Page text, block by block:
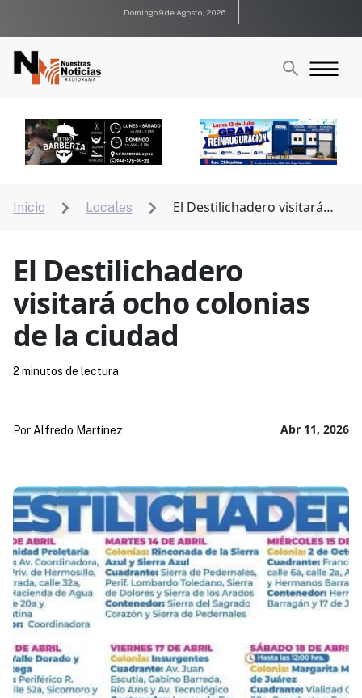
Domingo 9 de Agosto, 2026
Inicio  Locales 
El Destilichadero visitará
El Destilichadero
visitará ocho colonias
de la ciudad
Abr 11, 2026
Por Alfredo Martínez
2 minutos de lectura